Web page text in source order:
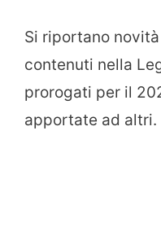
Si riportano
contenuti nella
prorogati per il
apportate ad altri.